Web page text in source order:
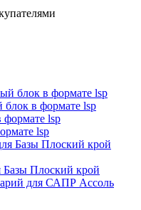
в формате lsp
lsp
Базы Плоский крой